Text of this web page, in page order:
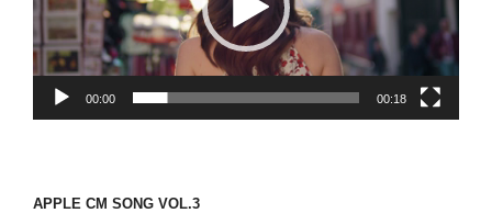
ー
ヤ
ー
00:00 00:18
APPLE CM SONG VOL.3